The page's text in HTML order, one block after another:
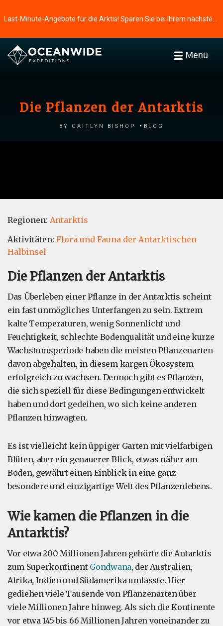
Menü
Die Pflanzen der Antarktis
by Caitlyn Bishop Blog
Regionen: Antarktis
Aktivitäten: Flora und Fauna der Antarktischen
Halbinsel
Die Pflanzen der Antarktis
Das Überleben einer Pflanze in der Antarktis scheint
ein fast unmögliches Unterfangen zu sein. Extrem
kalte Temperaturen, wenig Sonnenlicht und
Feuchtigkeit, schlechte Bodenqualität und eine kurze
Wachstumsperiode haben die meisten Pflanzenarten
davon abgehalten, in diesem kargen Ökosystem
erfolgreich zu wachsen. Dennoch gibt es Pflanzen,
die sich speziell für diese Bedingungen entwickelt
haben und dort gedeihen, wo sich keine anderen
Pflanzen hinwagten.
Es ist vielleicht kein üppiger Garten mit vielfarbigen
Blüten, aber ein genauerer Blick, etwas näher am
Boden, gewährt einen Einblick in eine ganz
besondere und einzigartige Welt des Pflanzenlebens.
Wie kamen die Pflanzen in die
Antarktis?
Vor etwa 200 Millionen Jahren gehörte die Antarktis
zum Superkontinent Gondwana, der Australien,
Afrika, Indien und Südamerika umfasste. Hier
gediehen viele Tausende von Pflanzenarten über
viele Millionen Jahre hinweg. Als sich die Kontinente
vor etwa 145 bis 66 Millionen Jahren voneinander zu